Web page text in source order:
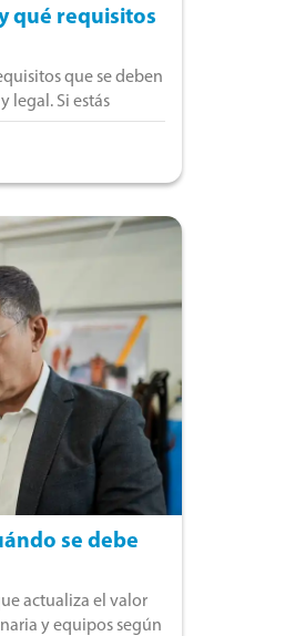
qué requisitos
que se deben
legal. Si estás
se debe
actualiza el valor
y equipos según